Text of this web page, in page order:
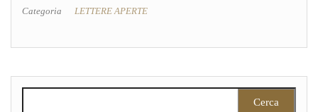
Categoria LETTERE APERTE